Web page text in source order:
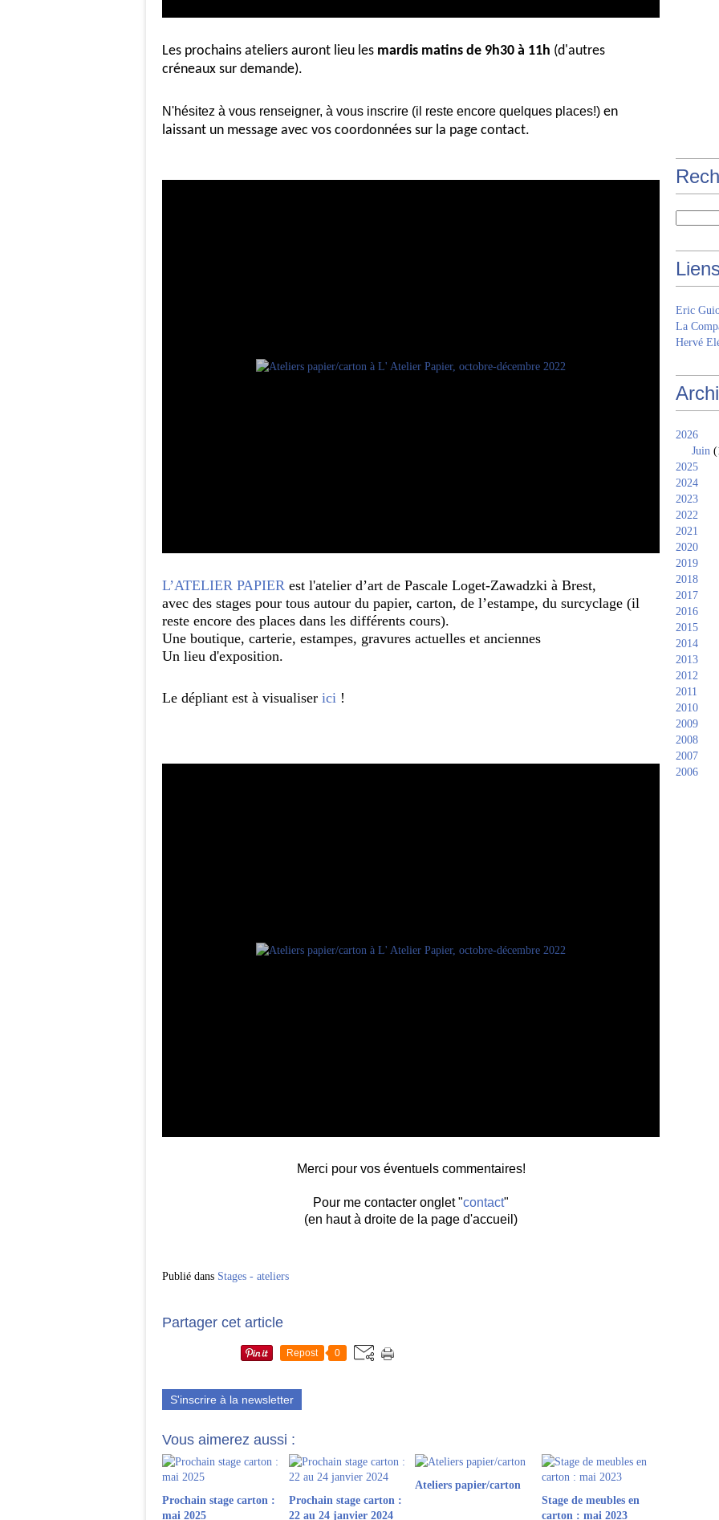
Les prochains ateliers auront lieu les mardis matins de 9h30 à 11h (d'autres
créneaux sur demande).
N'hésitez à vous renseigner, à vous inscrire (il reste encore quelques places!) en
laissant un message avec vos coordonnées sur la page contact.
L’ATELIER PAPIER est l'atelier d’art de Pascale Loget-Zawadzki à Brest,
avec des stages pour tous autour du papier, carton, de l’estampe, du surcyclage (il
reste encore des places dans les différents cours).
Une boutique, carterie, estampes, gravures actuelles et anciennes
Un lieu d'exposition.
Le dépliant est à visualiser ici !
Merci pour vos éventuels commentaires!
Pour me contacter onglet "contact"
(en haut à droite de la page d'accueil)
Publié dans Stages - ateliers
Partager cet article
Repost 0
S'inscrire à la newsletter
Vous aimerez aussi :
Prochain stage carton :
mai 2025
Prochain stage carton :
22 au 24 janvier 2024
Ateliers papier/carton
Stage de meubles en
carton : mai 2023
Eric
La
Hervé
2026
Juin
2025
2024
2023
2022
2021
2020
2019
2018
2017
2016
2015
2014
2013
2012
2011
2010
2009
2008
2007
2006